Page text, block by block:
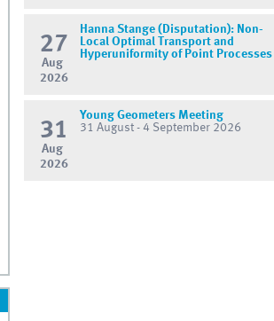
27
Aug
2026
Hanna Stange (Disputation): Non-
Local Optimal Transport and
Hyperuniformity of Point Processes
31
Aug
2026
Young Geometers Meeting
31 August - 4 September 2026